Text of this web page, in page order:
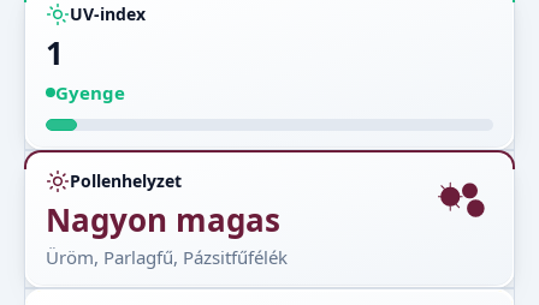
UV-index
1
Gyenge
Pollenhelyzet
Nagyon magas
Üröm, Parlagfű, Pázsitfűfélék